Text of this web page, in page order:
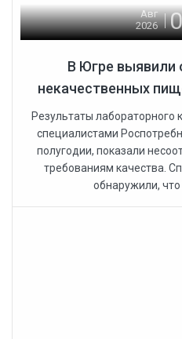
Авг
2026
В Югре выявили
некачественных
Результаты лабораторного
специалистами
полугодии, показали
требованиям качества.
обнаружили, что